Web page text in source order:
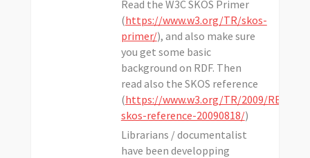
Read the W3C SKOS Primer
(https://www.w3.org/TR/skos-
primer/), and also make sure
you get some basic
background on RDF. Then
read also the SKOS reference
(https://www.w3.org/TR/2009/REC-
skos-reference-20090818/)
Librarians / documentalist
have been developping